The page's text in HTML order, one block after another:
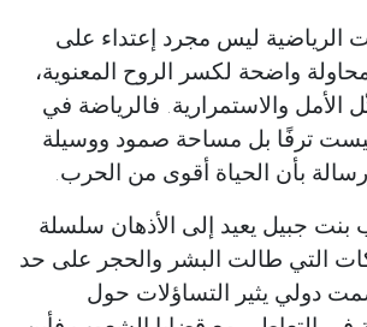
ليس مجرد إعتداء على
واضحة لكسر الروح المعنوية،
والاستمرارية. فالرياضة في
ترفًا بل مساحة صمود ووسيلة
بأن الحياة أقوى من الحرب.
جبيل يعيد إلى الأذهان سلسلة
التي طالت البشر والحجر على حد
دولي يثير التساؤلات حول